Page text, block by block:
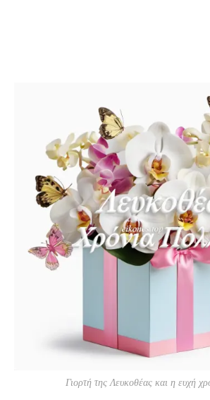
Γιορτή της Λευκοθέας και η ευχή